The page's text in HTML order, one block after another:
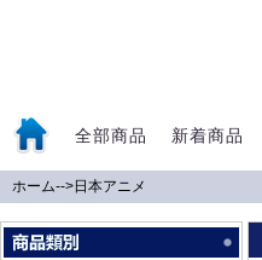
全部商品 新着商品
ホーム-->日本アニメ